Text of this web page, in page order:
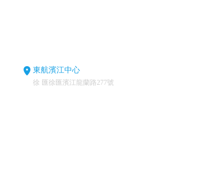
東航濱江中心
徐 匯徐匯濱江龍蘭路277號